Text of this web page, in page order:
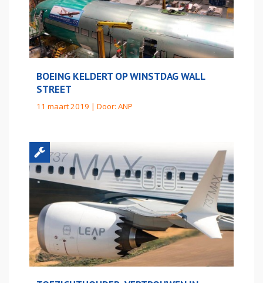
BOEING KELDERT OP WINSTDAG WALL
STREET
11 maart 2019 | Door: ANP